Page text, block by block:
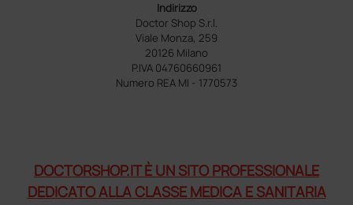
Indirizzo
Doctor Shop S.r.l.
Viale Monza, 259
20126 Milano
P.IVA 04760660961
Numero REA MI - 1770573
DOCTORSHOP.IT È UN SITO PROFESSIONALE
DEDICATO ALLA CLASSE MEDICA E SANITARIA